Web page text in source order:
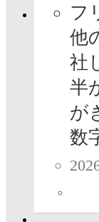
フ
他
社
半
が
数